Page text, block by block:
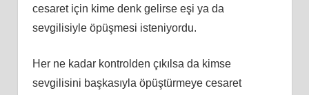
cesaret için kime denk gelirse eşi ya da
sevgilisiyle öpüşmesi isteniyordu.
Her ne kadar kontrolden çıkılsa da kimse
sevgilisini başkasıyla öpüştürmeye cesaret